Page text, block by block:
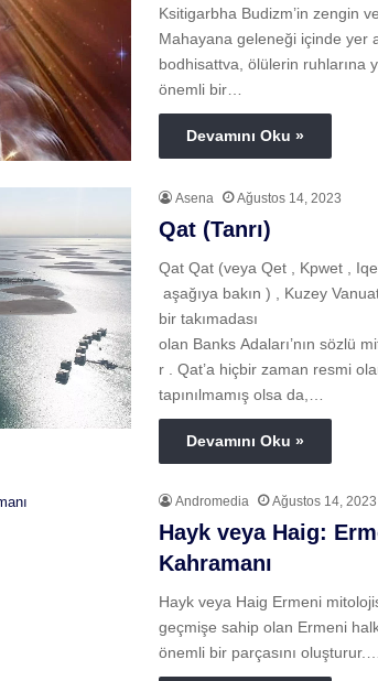
Ksitigarbha Budizm’in zengin
Mahayana geleneği içinde yer
bodhisattva, ölülerin ruhlarına
önemli bir…
Devamını Oku »
Asena Ağustos 14, 2023
Qat (Tanrı)
Qat Qat (veya Qet , Kpwet ,
aşağıya bakın ) , Kuzey
bir takımadası
olan Banks Adaları’nın sözlü
r . Qat’a hiçbir zaman resmi
tapınılmamış olsa da,…
Devamını Oku »
Andromedia Ağustos 14, 2023
Hayk veya Haig:
Kahramanı
Hayk veya Haig Ermeni
geçmişe sahip olan Ermeni
önemli bir parçasını oluşturur.…